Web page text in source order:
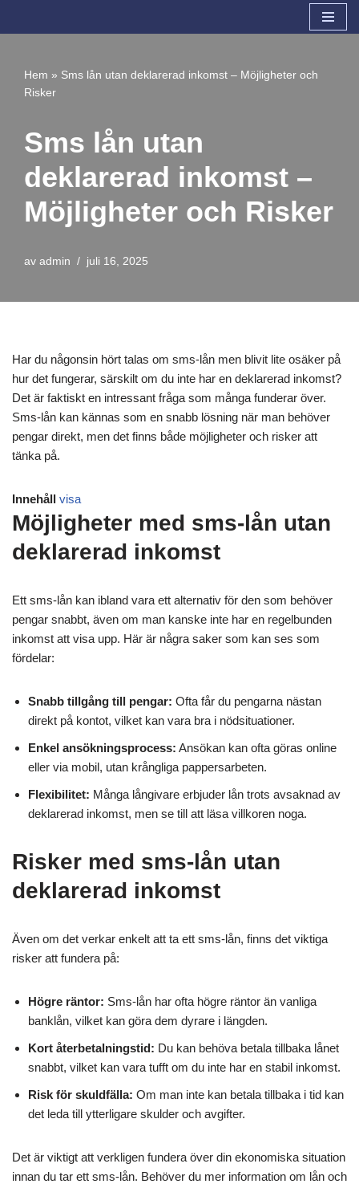
innehåll
Hem » Sms lån utan deklarerad inkomst – Möjligheter och
Risker
Sms lån utan
deklarerad inkomst –
Möjligheter och Risker
av admin juli 16, 2025
Har du någonsin hört talas om sms-lån men blivit lite osäker på
hur det fungerar, särskilt om du inte har en deklarerad inkomst?
Det är faktiskt en intressant fråga som många funderar över.
Sms-lån kan kännas som en snabb lösning när man behöver
pengar direkt, men det finns både möjligheter och risker att
tänka på.
Innehåll visa
Möjligheter med sms-lån utan
deklarerad inkomst
Ett sms-lån kan ibland vara ett alternativ för den som behöver
pengar snabbt, även om man kanske inte har en regelbunden
inkomst att visa upp. Här är några saker som kan ses som
fördelar:
Snabb tillgång till pengar: Ofta får du pengarna nästan
direkt på kontot, vilket kan vara bra i nödsituationer.
Enkel ansökningsprocess: Ansökan kan ofta göras online
eller via mobil, utan krångliga pappersarbeten.
Flexibilitet: Många långivare erbjuder lån trots avsaknad av
deklarerad inkomst, men se till att läsa villkoren noga.
Risker med sms-lån utan
deklarerad inkomst
Även om det verkar enkelt att ta ett sms-lån, finns det viktiga
risker att fundera på:
Högre räntor: Sms-lån har ofta högre räntor än vanliga
banklån, vilket kan göra dem dyrare i längden.
Kort återbetalningstid: Du kan behöva betala tillbaka lånet
snabbt, vilket kan vara tufft om du inte har en stabil inkomst.
Risk för skuldfälla: Om man inte kan betala tillbaka i tid kan
det leda till ytterligare skulder och avgifter.
Det är viktigt att verkligen fundera över din ekonomiska situation
innan du tar ett sms-lån. Behöver du mer information om lån och